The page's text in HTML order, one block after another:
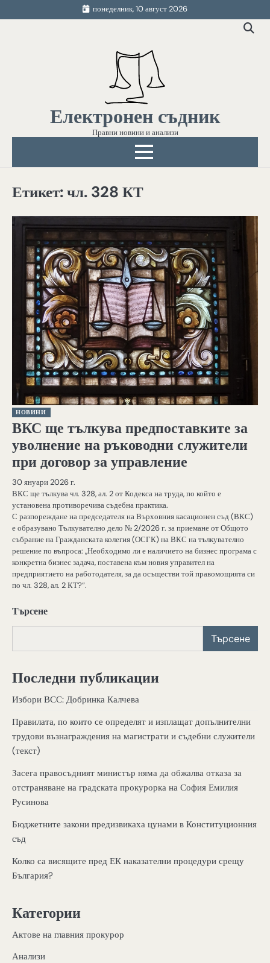
to
понеделник, 10 август 2026
Електронен съдник
Правни новини и анализи
Етикет:чл. 328 КТ
НОВИНИ
ВКС ще тълкува предпоставките за
уволнение на ръководни служители
при договор за управление
30 януари 2026 г.
ВКС ще тълкува чл. 328, ал. 2 от Кодекса на труда, по който е
установена противоречива съдебна практика.
С разпореждане на председателя на Върховния касационен съд (ВКС)
е образувано Тълкувателно дело № 2/2026 г. за приемане от Общото
събрание на Гражданската колегия (ОСГК) на ВКС на тълкувателно
решение по въпроса: „Необходимо ли е наличието на бизнес програма с
конкретна бизнес задача, поставена към новия управител на
предприятието на работодателя, за да осъществи той правомощията си
по чл. 328, ал. 2 КТ?“.
Търсене
Търсене
Последни публикации
Избори ВСС: Добринка Калчева
Правилата, по които се определят и изплащат допълнителни
трудови възнаграждения на магистрати и съдебни служители
(текст)
Засега правосъдният министър няма да обжалва отказа за
отстраняване на градската прокурорка на София Емилия
Русинова
Бюджетните закони предизвикаха цунами в Конституционния
съд
Колко са висящите пред ЕК наказателни процедури срещу
България?
Категории
Актове на главния прокурор
Анализи